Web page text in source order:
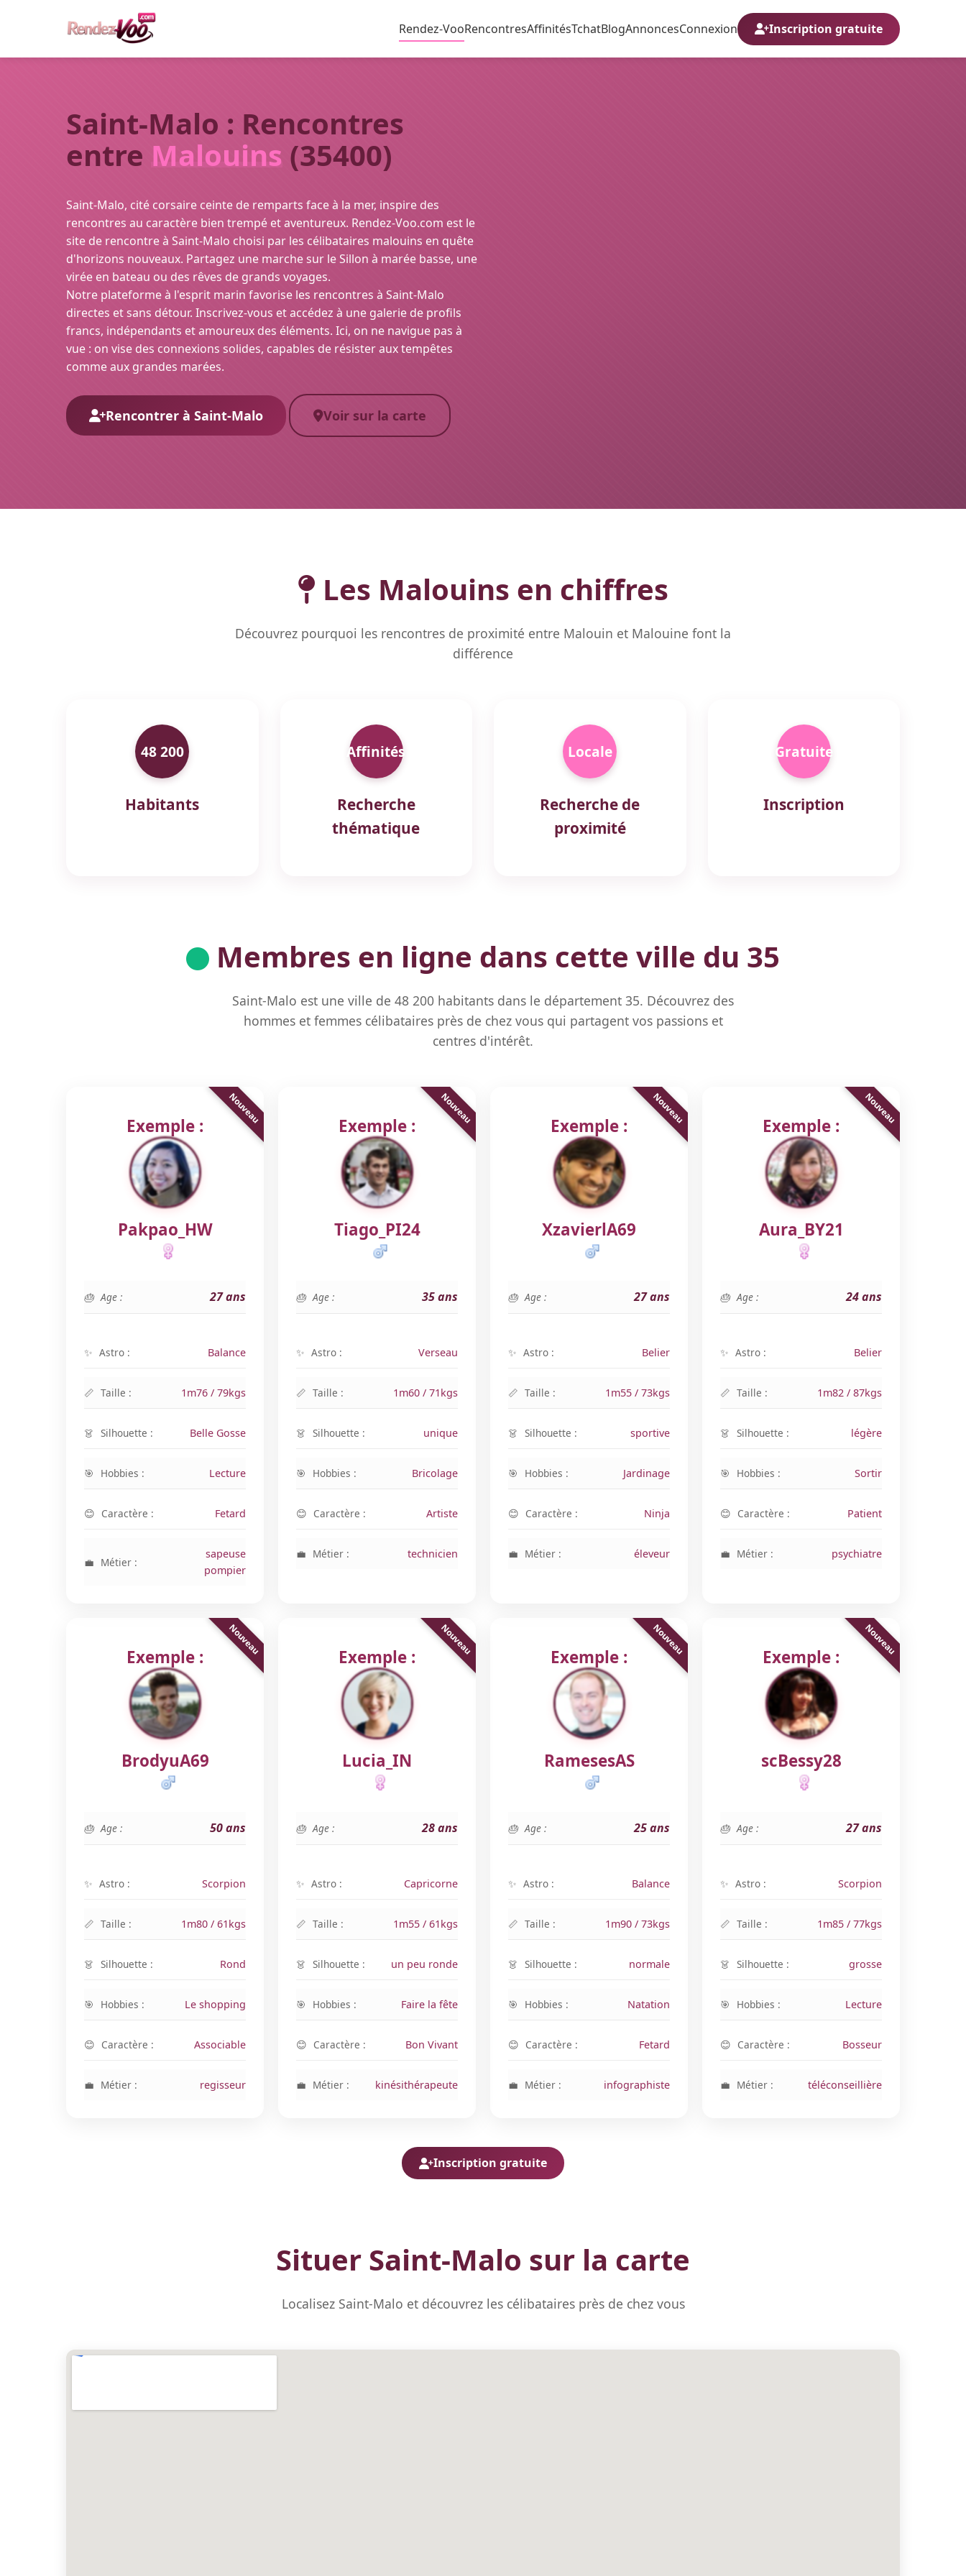
Rendez-VooRencontresAffinitésTchatBlogAnnoncesConnexion Inscription gratuite
Saint-Malo : Rencontres
entre Malouins (35400)
Saint-Malo, cité corsaire ceinte de remparts face à la mer, inspire des
rencontres au caractère bien trempé et aventureux. Rendez-Voo.com est le
site de rencontre à Saint-Malo choisi par les célibataires malouins en quête
d'horizons nouveaux. Partagez une marche sur le Sillon à marée basse, une
virée en bateau ou des rêves de grands voyages.
Notre plateforme à l'esprit marin favorise les rencontres à Saint-Malo
directes et sans détour. Inscrivez-vous et accédez à une galerie de profils
francs, indépendants et amoureux des éléments. Ici, on ne navigue pas à
vue : on vise des connexions solides, capables de résister aux tempêtes
comme aux grandes marées.
Rencontrer à Saint-Malo Voir sur la carte
Les Malouins en chiffres
Découvrez pourquoi les rencontres de proximité entre Malouin et Malouine font la
différence
48 200
Habitants
Affinités
Recherche
thématique
Locale
Recherche de
proximité
Gratuite
Inscription
Membres en ligne dans cette ville du 35
Saint-Malo est une ville de 48 200 habitants dans le département 35. Découvrez des
hommes et femmes célibataires près de chez vous qui partagent vos passions et
centres d'intérêt.
Exemple :
Pakpao_HW
Age : 27 ans
Astro : Balance
Taille : 1m76 / 79kgs
Silhouette : Belle Gosse
Hobbies : Lecture
Caractère : Fetard
Métier :
sapeuse
pompier
Exemple :
Tiago_PI24
Age : 35 ans
Astro : Verseau
Taille : 1m60 / 71kgs
Silhouette : unique
Hobbies : Bricolage
Caractère : Artiste
Métier : technicien
Exemple :
XzavierlA69
Age : 27 ans
Astro : Belier
Taille : 1m55 / 73kgs
Silhouette : sportive
Hobbies : Jardinage
Caractère : Ninja
Métier : éleveur
Exemple :
Aura_BY21
Age : 24 ans
Astro : Belier
Taille : 1m82 / 87kgs
Silhouette : légère
Hobbies : Sortir
Caractère : Patient
Métier : psychiatre
Exemple :
BrodyuA69
Age : 50 ans
Astro : Scorpion
Taille : 1m80 / 61kgs
Silhouette : Rond
Hobbies : Le shopping
Caractère : Associable
Métier : regisseur
Exemple :
Lucia_IN
Age : 28 ans
Astro : Capricorne
Taille : 1m55 / 61kgs
Silhouette : un peu ronde
Hobbies : Faire la fête
Caractère : Bon Vivant
Métier : kinésithérapeute
Exemple :
RamesesAS
Age : 25 ans
Astro : Balance
Taille : 1m90 / 73kgs
Silhouette : normale
Hobbies : Natation
Caractère : Fetard
Métier : infographiste
Exemple :
scBessy28
Age : 27 ans
Astro : Scorpion
Taille : 1m85 / 77kgs
Silhouette : grosse
Hobbies : Lecture
Caractère : Bosseur
Métier : téléconseillière
Inscription gratuite
Situer Saint-Malo sur la carte
Localisez Saint-Malo et découvrez les célibataires près de chez vous